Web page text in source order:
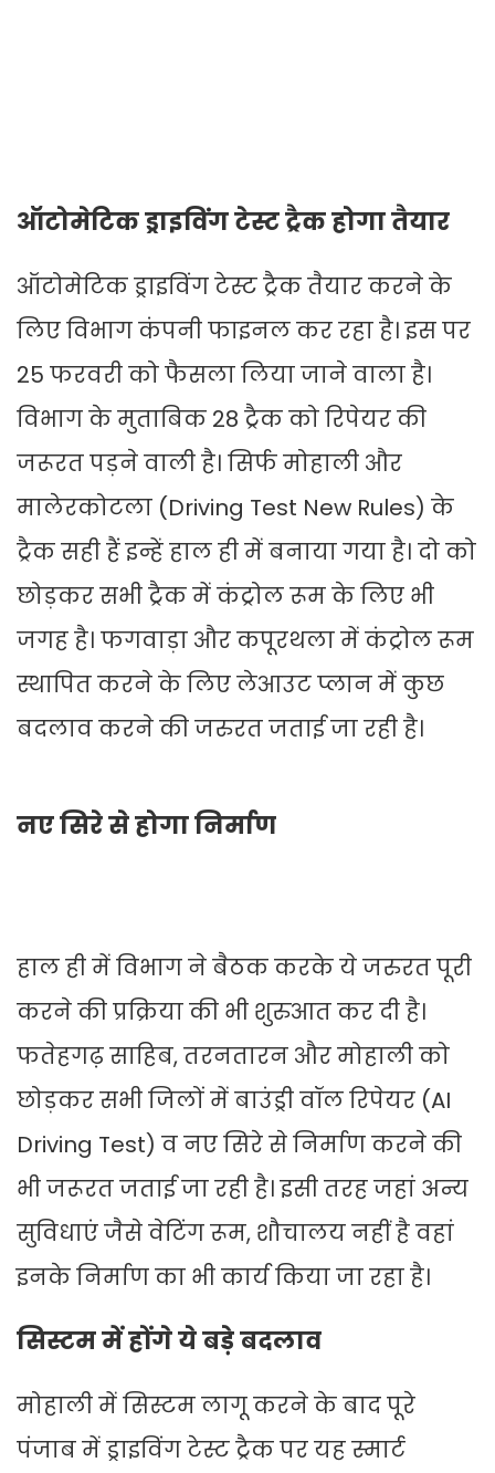
ऑटोमेटिक ड्राइविंग टेस्ट ट्रैक होगा तैयार
ऑटोमेटिक ड्राइविंग टेस्ट ट्रैक तैयार करने के
लिए विभाग कंपनी फाइनल कर रहा है। इस पर
25 फरवरी को फैसला लिया जाने वाला है।
विभाग के मुताबिक 28 ट्रैक को रिपेयर की
जरूरत पड़ने वाली है। सिर्फ मोहाली और
मालेरकोटला (Driving Test New Rules) के
ट्रैक सही हैं इन्हें हाल ही में बनाया गया है। दो को
छोड़कर सभी ट्रैक में कंट्रोल रूम के लिए भी
जगह है। फगवाड़ा और कपूरथला में कंट्रोल रूम
स्थापित करने के लिए लेआउट प्लान में कुछ
बदलाव करने की जरुरत जताई जा रही है।
नए सिरे से होगा निर्माण
हाल ही में विभाग ने बैठक करके ये जरुरत पूरी
करने की प्रक्रिया की भी शुरुआत कर दी है।
फतेहगढ़ साहिब, तरनतारन और मोहाली को
छोड़कर सभी जिलों में बाउंड्री वॉल रिपेयर (AI
Driving Test) व नए सिरे से निर्माण करने की
भी जरूरत जताई जा रही है। इसी तरह जहां अन्य
सुविधाएं जैसे वेटिंग रूम, शौचालय नहीं है वहां
इनके निर्माण का भी कार्य किया जा रहा है।
सिस्टम में होंगे ये बड़े बदलाव
मोहाली में सिस्टम लागू करने के बाद पूरे
पंजाब में ड्राइविंग टेस्ट ट्रैक पर यह स्मार्ट